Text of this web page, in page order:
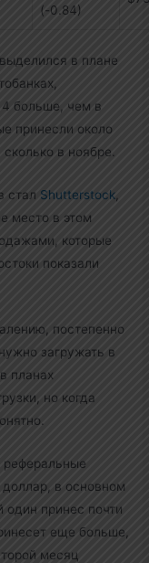
(-0.84)
в плане
4 больше, чем в
принесли около
в ноябре.
стал Shutterstock
место в этом
которые
показали
постепенно
загружать в
планах
но когда
реферальные
доллар, в основном
один принес почти
еще больше,
месяц